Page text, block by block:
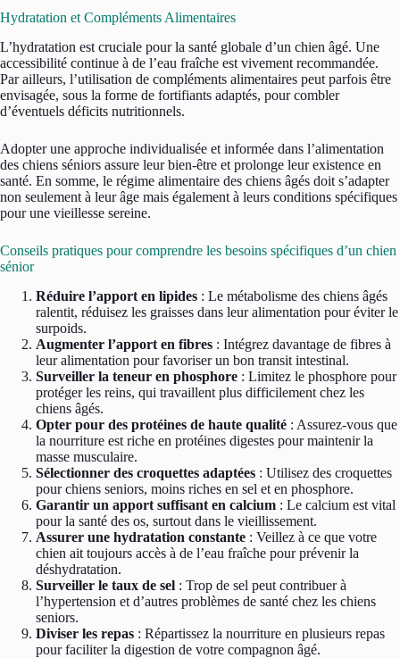
Hydratation et Compléments Alimentaires
L’hydratation est cruciale pour la santé globale d’un chien âgé. Une
accessibilité continue à de l’eau fraîche est vivement recommandée.
Par ailleurs, l’utilisation de compléments alimentaires peut parfois être
envisagée, sous la forme de fortifiants adaptés, pour combler
d’éventuels déficits nutritionnels.
Adopter une approche individualisée et informée dans l’alimentation
des chiens séniors assure leur bien-être et prolonge leur existence en
santé. En somme, le régime alimentaire des chiens âgés doit s’adapter
non seulement à leur âge mais également à leurs conditions spécifiques
pour une vieillesse sereine.
Conseils pratiques pour comprendre les besoins spécifiques d’un chien
sénior
Réduire l’apport en lipides : Le métabolisme des chiens âgés
ralentit, réduisez les graisses dans leur alimentation pour éviter le
surpoids.
Augmenter l’apport en fibres : Intégrez davantage de fibres à
leur alimentation pour favoriser un bon transit intestinal.
Surveiller la teneur en phosphore : Limitez le phosphore pour
protéger les reins, qui travaillent plus difficilement chez les
chiens âgés.
Opter pour des protéines de haute qualité : Assurez-vous que
la nourriture est riche en protéines digestes pour maintenir la
masse musculaire.
Sélectionner des croquettes adaptées : Utilisez des croquettes
pour chiens seniors, moins riches en sel et en phosphore.
Garantir un apport suffisant en calcium : Le calcium est vital
pour la santé des os, surtout dans le vieillissement.
Assurer une hydratation constante : Veillez à ce que votre
chien ait toujours accès à de l’eau fraîche pour prévenir la
déshydratation.
Surveiller le taux de sel : Trop de sel peut contribuer à
l’hypertension et d’autres problèmes de santé chez les chiens
seniors.
Diviser les repas : Répartissez la nourriture en plusieurs repas
pour faciliter la digestion de votre compagnon âgé.